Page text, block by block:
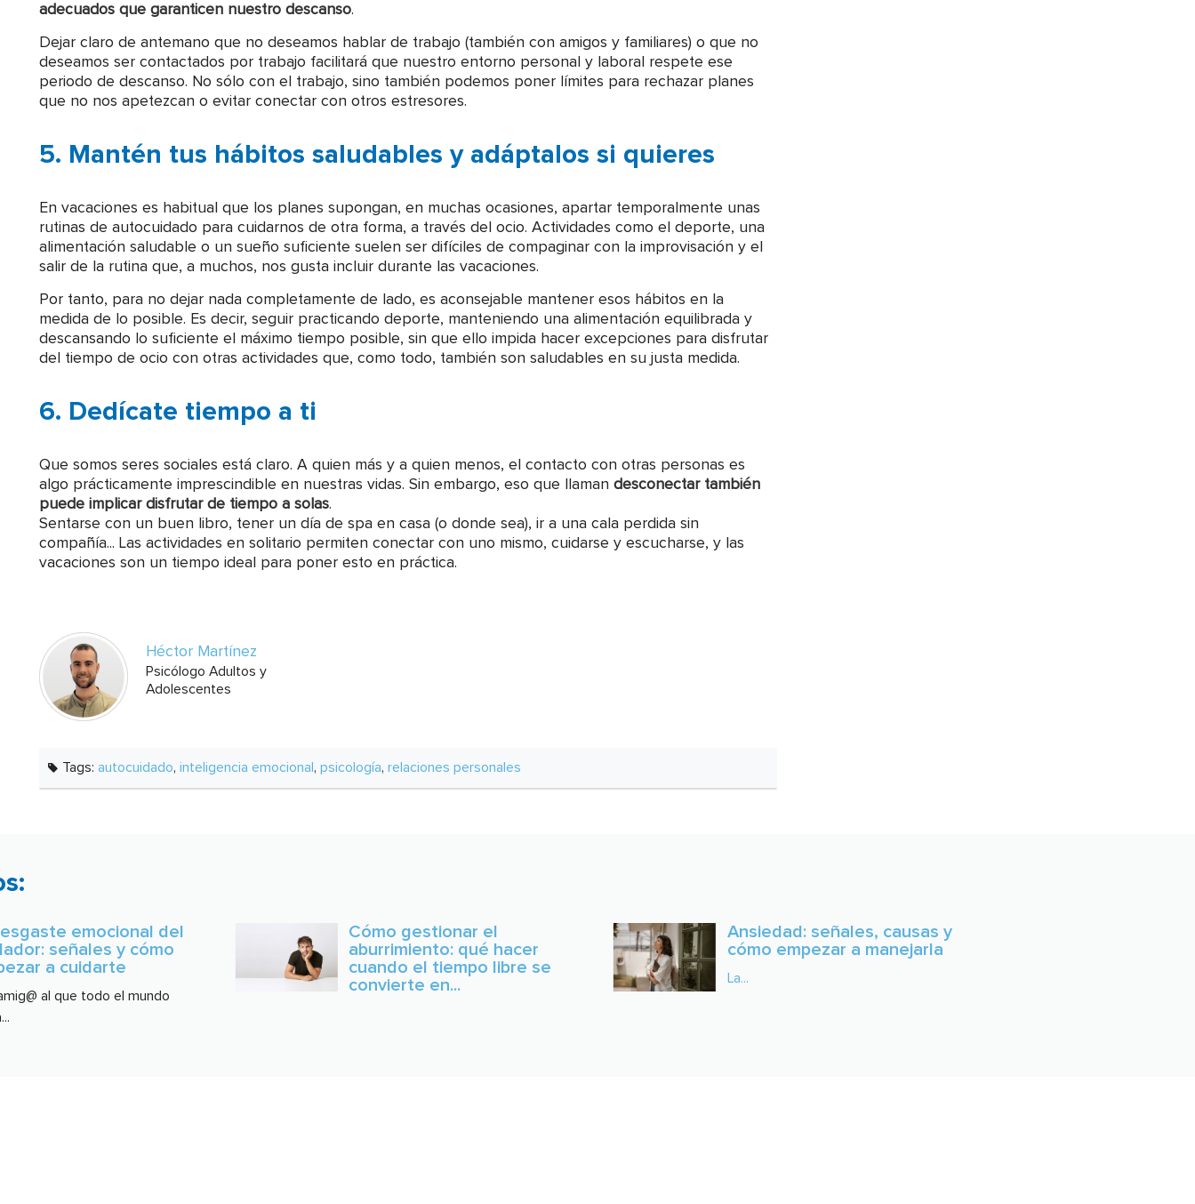
adecuados que garanticen nuestro descanso.
Dejar claro de antemano que no deseamos hablar de trabajo (también con amigos y familiares) o que no
deseamos ser contactados por trabajo facilitará que nuestro entorno personal y laboral respete ese
periodo de descanso. No sólo con el trabajo, sino también podemos poner límites para rechazar planes
que no nos apetezcan o evitar conectar con otros estresores.
5. Mantén tus hábitos saludables y adáptalos si quieres
En vacaciones es habitual que los planes supongan, en muchas ocasiones, apartar temporalmente unas
rutinas de autocuidado para cuidarnos de otra forma, a través del ocio. Actividades como el deporte, una
alimentación saludable o un sueño suficiente suelen ser difíciles de compaginar con la improvisación y el
salir de la rutina que, a muchos, nos gusta incluir durante las vacaciones.
Por tanto, para no dejar nada completamente de lado, es aconsejable mantener esos hábitos en la
medida de lo posible. Es decir, seguir practicando deporte, manteniendo una alimentación equilibrada y
descansando lo suficiente el máximo tiempo posible, sin que ello impida hacer excepciones para disfrutar
del tiempo de ocio con otras actividades que, como todo, también son saludables en su justa medida.
6. Dedícate tiempo a ti
Que somos seres sociales está claro. A quien más y a quien menos, el contacto con otras personas es
algo prácticamente imprescindible en nuestras vidas. Sin embargo, eso que llaman desconectar también
puede implicar disfrutar de tiempo a solas.
Sentarse con un buen libro, tener un día de spa en casa (o donde sea), ir a una cala perdida sin
compañía... Las actividades en solitario permiten conectar con uno mismo, cuidarse y escucharse, y las
vacaciones son un tiempo ideal para poner esto en práctica.
Héctor Martínez
Psicólogo Adultos y
Adolescentes
Tags: autocuidado, inteligencia emocional , psicología, relaciones personales
emocional del
señales y cómo
a cuidarte
al que todo el mundo
Cómo gestionar el
aburrimiento: qué hacer
cuando el tiempo libre se
convierte en...
Ansiedad: señales, causas y
cómo empezar a manejarla
La...